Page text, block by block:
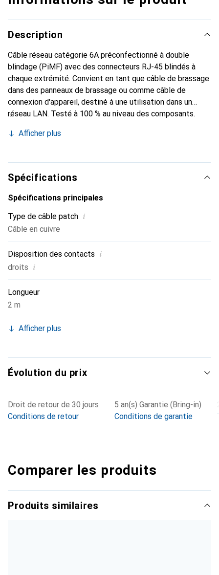
Description
Câble réseau catégorie 6A préconfectionné à double
blindage (PiMF) avec des connecteurs RJ-45 blindés à
chaque extrémité. Convient en tant que câble de brassage
dans des panneaux de brassage ou comme câble de
connexion d'appareil, destiné à une utilisation dans un
réseau LAN. Testé à 100 % au niveau des composants.
blindage avec des connecteurs RJ-45 blindés à chaque
Ethernet 10 Gigabit, avec des contacts de haute qualité
plaqués or.
Afficher plus
Spécifications
Spécifications principales
Type de câble patch i
Câble en cuivre
Disposition des contacts i
droits i
Longueur
2 m
Afficher plus
Évolution du prix
Droit de retour de 30 jours
Conditions de retour
5 an(s) Garantie (Bring-in)
Conditions de garantie
Comparer les produits
Produits similaires